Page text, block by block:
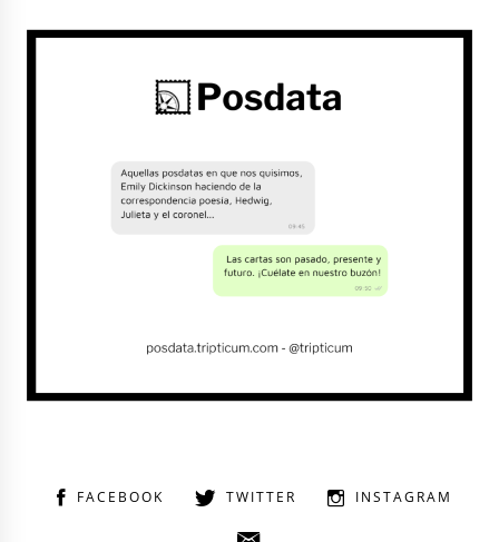
FACEBOOK TWITTER INSTAGRAM